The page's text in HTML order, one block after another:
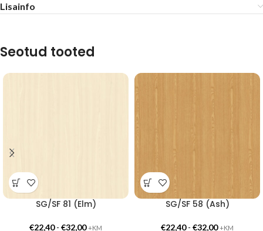
Lisainfo
Seotud tooted
SG/SF 81 (Elm)
€22,40- €32,00 +KM
SG/SF 58 (Ash)
€22,40- €32,00 +KM